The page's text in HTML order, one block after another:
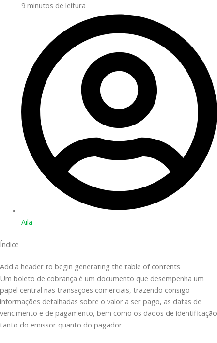
9 minutos de leitura
Aila
Índice
Add a header to begin generating the table of contents
Um boleto de cobrança é um documento que desempenha um
papel central nas transações comerciais, trazendo consigo
informações detalhadas sobre o valor a ser pago, as datas de
vencimento e de pagamento, bem como os dados de identificação
tanto do emissor quanto do pagador.